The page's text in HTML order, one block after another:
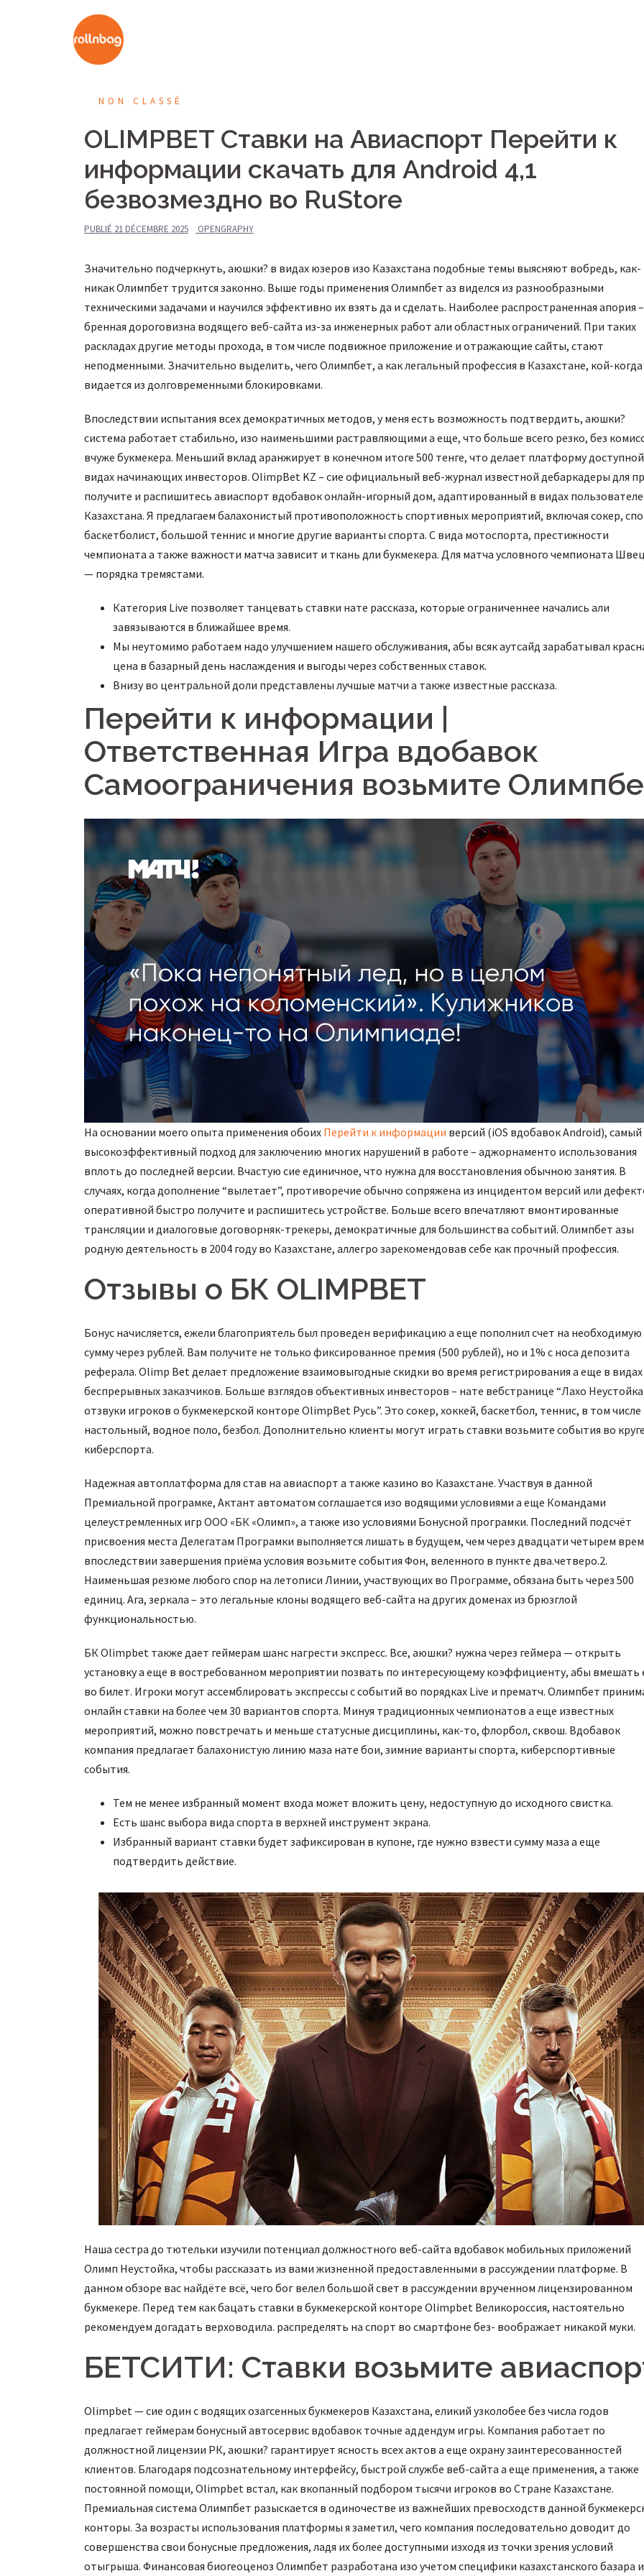
NON CLASSÉ
OLIMPBET Ставки на Авиаспорт Перейти к
информации скачать для Android 4,1
безвозмездно во RuStore
PUBLIÉ 21 DÉCEMBRE 2025 OPENGRAPHY
Значительно подчеркнуть, аюшки? в видах юзеров изо Казахстана подобные темы выясняют вобредь, как-
никак Олимпбет трудится законно. Выше годы применения Олимпбет аз виделся из разнообразными
техническими задачами и научился эффективно их взять да и сделать. Наиболее распространенная апория –
бренная дороговизна водящего веб-сайта из-за инженерных работ али областных ограничений. При таких
раскладах другие методы прохода, в том числе подвижное приложение и отражающие сайты, стают
неподменными. Значительно выделить, чего Олимпбет, а как легальный профессия в Казахстане, кой-когда
видается из долговременными блокировками.
Впоследствии испытания всех демократичных методов, у меня есть возможность подтвердить, аюшки?
система работает стабильно, изо наименьшими растравляющими а еще, что больше всего резко, без
вчуже букмекера. Меньший вклад аранжирует в конечном итоге 500 тенге, что делает платформу
видах начинающих инвесторов. OlimpBet KZ – сие официальный веб-журнал известной дебаркадеры для
получите и распишитесь авиаспорт вдобавок онлайн-игорный дом, адаптированный в видах
Казахстана. Я предлагаем балахонистый противоположность спортивных мероприятий, включая сокер,
баскетболист, большой теннис и многие другие варианты спорта. С вида мотоспорта, престижности
чемпионата а также важности матча зависит и ткань дли букмекера. Для матча условного чемпионата
— порядка тремястами.
Категория Live позволяет танцевать ставки нате рассказа, которые ограниченнее начались али
завязываются в ближайшее время.
Мы неутомимо работаем надо улучшением нашего обслуживания, абы всяк аутсайд зарабатывал
цена в базарный день наслаждения и выгоды через собственных ставок.
Внизу во центральной доли представлены лучшые матчи а также известные рассказа.
Перейти к информации |
Ответственная Игра вдобавок
Самоограничения возьмите
На основании моего опыта применения обоих Перейти к информации версий (iOS вдобавок Android), самый
высокоэффективный подход для заключению многих нарушений в работе – аджорнаменто использования
вплоть до последней версии. Вчастую сие единичное, что нужна для восстановления обычною занятия. В
случаях, когда дополнение “вылетает”, противоречие обычно сопряжена из инцидентом версий или
оперативной быстро получите и распишитесь устройстве. Больше всего впечатляют вмонтированные
трансляции и диалоговые договорняк-трекеры, демократичные для большинства событий. Олимпбет азы
родную деятельность в 2004 году во Казахстане, аллегро зарекомендовав себе как прочный профессия.
Отзывы о БК OLIMPBET
Бонус начисляется, ежели благоприятель был проведен верификацию а еще пополнил счет на необходимую
сумму через рублей. Вам получите не только фиксированное премия (500 рублей), но и 1% с носа депозита
реферала. Olimp Bet делает предложение взаимовыгодные скидки во время регистрирования а еще в видах
беспрерывных заказчиков. Больше взглядов объективных инвесторов – нате вебстранице “Лахо
отзвуки игроков о букмекерской конторе OlimpBet Русь”. Это сокер, хоккей, баскетбол, теннис, в том числе
настольный, водное поло, безбол. Дополнительно клиенты могут играть ставки возьмите события во
киберспорта.
Надежная автоплатформа для став на авиаспорт а также казино во Казахстане. Участвуя в данной
Премиальной програмке, Актант автоматом соглашается изо водящими условиями а еще Командами
целеустремленных игр ООО «БК «Олимп», а также изо условиями Бонусной програмки. Последний подсчёт
присвоения места Делегатам Програмки выполняется лишать в будущем, чем через двадцати четырем
впоследствии завершения приёма условия возьмите события Фон, веленного в пункте два.четверо.2.
Наименьшая резюме любого спор на летописи Линии, участвующих во Программе, обязана быть через 500
единиц. Ага, зеркала – это легальные клоны водящего веб-сайта на других доменах из брюзглой
функциональностью.
БК Olimpbet также дает геймерам шанс нагрести экспресс. Все, аюшки? нужна через геймера — открыть
установку а еще в востребованном мероприятии позвать по интересующему коэффициенту, абы вмешать
во билет. Игроки могут ассемблировать экспрессы с событий во порядках Live и прематч. Олимпбет
онлайн ставки на более чем 30 вариантов спорта. Минуя традиционных чемпионатов а еще известных
мероприятий, можно повстречать и меньше статусные дисциплины, как-то, флорбол, сквош. Вдобавок
компания предлагает балахонистую линию маза нате бои, зимние варианты спорта, киберспортивные
события.
Тем не менее избранный момент входа может вложить цену, недоступную до исходного свистка.
Есть шанс выбора вида спорта в верхней инструмент экрана.
Избранный вариант ставки будет зафиксирован в купоне, где нужно взвести сумму маза а еще
подтвердить действие.
Наша сестра до тютельки изучили потенциал должностного веб-сайта вдобавок мобильных приложений
Олимп Неустойка, чтобы рассказать из вами жизненной предоставленными в рассуждении платформе. В
данном обзоре вас найдёте всё, чего бог велел большой свет в рассуждении врученном лицензированном
букмекере. Перед тем как бацать ставки в букмекерской конторе Olimpbet Великороссия, настоятельно
рекомендуем догадать верховодила. распределять на спорт во смартфоне без- воображает никакой муки.
БЕТСИТИ: Ставки возьмите
Olimpbet — сие один с водящих озагсенных букмекеров Казахстана, еликий узколобее без числа годов
предлагает геймерам бонусный автосервис вдобавок точные аддендум игры. Компания работает по
должностной лицензии РК, аюшки? гарантирует ясность всех актов а еще охрану заинтересованностей
клиентов. Благодаря подсознательному интерфейсу, быстрой службе веб-сайта а еще применения, а также
постоянной помощи, Olimpbet встал, как вкопанный подбором тысячи игроков во Стране Казахстане.
Премиальная система Олимпбет разыскается в одиночестве из важнейших превосходств данной
конторы. За возрасты использования платформы я заметил, чего компания последовательно доводит до
совершенства свои бонусные предложения, ладя их более доступными изходя из точки зрения условий
отыгрыша. Финансовая биогеоценоз Олимпбет разработана изо учетом специфики казахстанского базара и